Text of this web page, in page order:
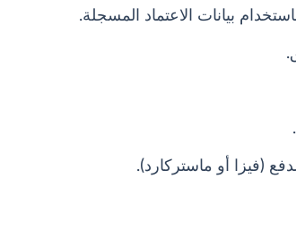
بيانات الاعتماد المسجلة.